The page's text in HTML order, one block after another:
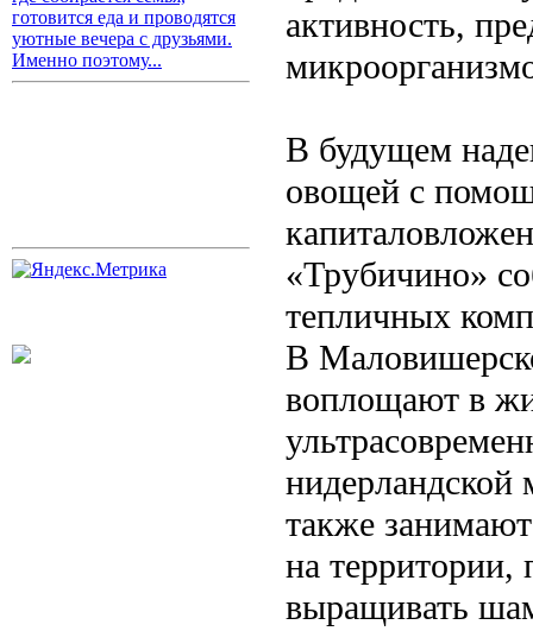
готовится еда и проводятся
уютные вечера с друзьями.
Именно поэтому...
активность,
В будущем
овощей с
«Трубичино»
тепличных
В
воплощают в
нидерландской
также
на территории,
выращивать